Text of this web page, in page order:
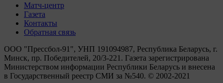
Матч-центр
Газета
Контакты
Обратная связь
ООО "Прессбол-91", УНП 191094987, Республика Беларусь, г.
Минск, пр. Победителей, 20/3-221. Газета зарегистрирована
Министерством информации Республики Беларусь и внесена
в Государственный реестр СМИ за №540. © 2002-2021